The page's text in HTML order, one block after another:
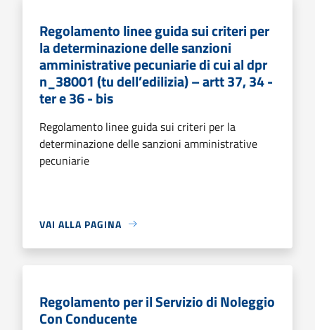
Regolamento linee guida sui criteri per
la determinazione delle sanzioni
amministrative pecuniarie di cui al dpr
n_38001 (tu dell’edilizia) – artt 37, 34 -
ter e 36 - bis
Regolamento linee guida sui criteri per la
determinazione delle sanzioni amministrative
pecuniarie
VAI ALLA PAGINA
Regolamento per il Servizio di Noleggio
Con Conducente